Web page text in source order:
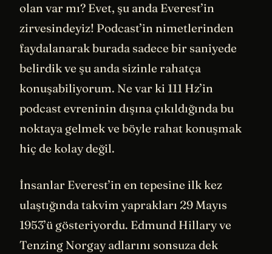
olan var mı? Evet, şu anda Everest’in
zirvesindeyiz! Podcast’in nimetlerinden
faydalanarak burada sadece bir saniyede
belirdik ve şu anda sizinle rahatça
konuşabiliyorum. Ne var ki 111 Hz’in
podcast evreninin dışına çıkıldığında bu
noktaya gelmek ve böyle rahat konuşmak
hiç de kolay değil.
İnsanlar Everest’in en tepesine ilk kez
ulaştığında takvim yaprakları 29 Mayıs
1953’ü gösteriyordu. Edmund Hillary ve
Tenzing Norgay adlarını sonsuza dek